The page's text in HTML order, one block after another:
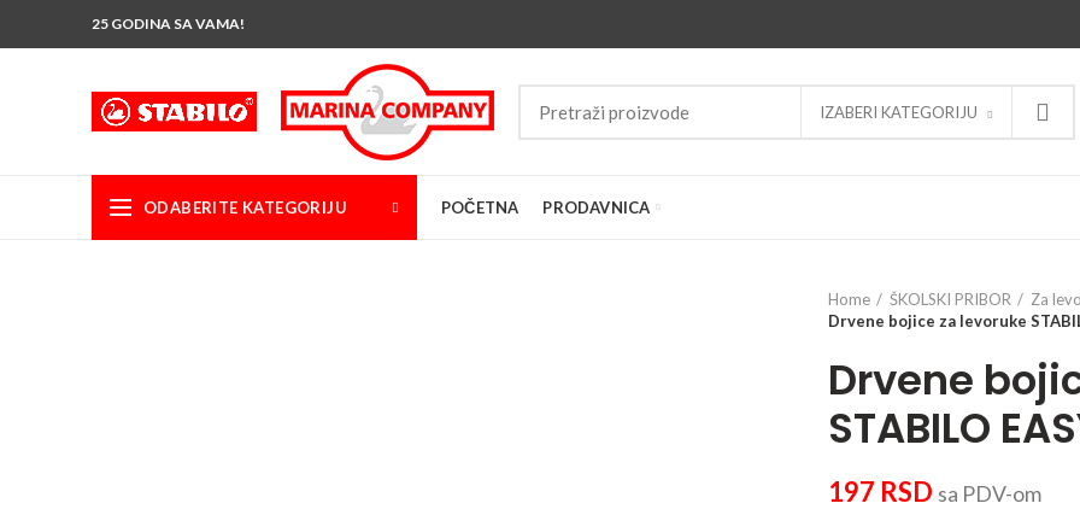
25 GODINA SA VAMA!
IZABERI KATEGORIJU
ODABERITE KATEGORIJU POČETNA PRODAVNICA
Home ŠKOLSKI PRIBOR Za
Drvene bojice za levoruke
Drvene
STABILO
197 RSD sa PDV-om